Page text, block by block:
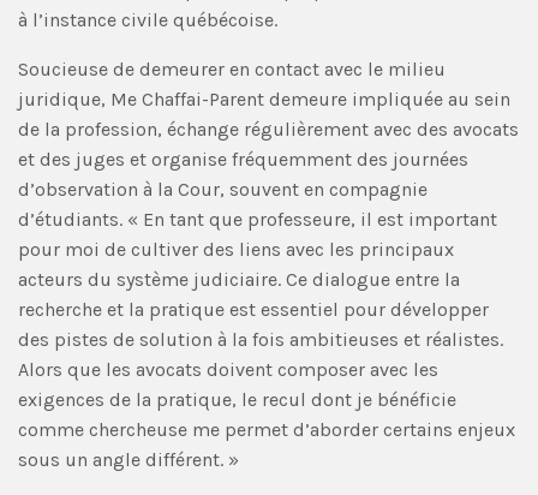
à l’instance civile québécoise.
Soucieuse de demeurer en contact avec le milieu
juridique, Me Chaffai-Parent demeure impliquée au sein
de la profession, échange régulièrement avec des avocats
et des juges et organise fréquemment des journées
d’observation à la Cour, souvent en compagnie
d’étudiants. « En tant que professeure, il est important
pour moi de cultiver des liens avec les principaux
acteurs du système judiciaire. Ce dialogue entre la
recherche et la pratique est essentiel pour développer
des pistes de solution à la fois ambitieuses et réalistes.
Alors que les avocats doivent composer avec les
exigences de la pratique, le recul dont je bénéficie
comme chercheuse me permet d’aborder certains enjeux
sous un angle différent. »